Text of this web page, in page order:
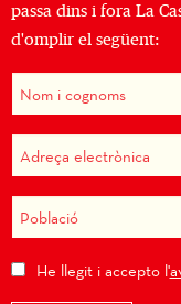
passa dins i fora La
d'omplir el següent:
He llegit i accepto l'